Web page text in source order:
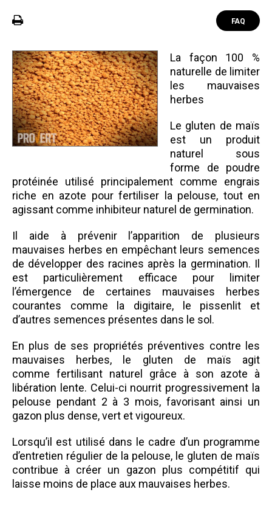
FAQ
La façon 100 %
naturelle de limiter
les mauvaises
herbes
Le gluten de maïs
est un produit
naturel sous
forme de poudre
protéinée utilisé principalement comme engrais
riche en azote pour fertiliser la pelouse, tout en
agissant comme inhibiteur naturel de germination.
Il aide à prévenir l’apparition de plusieurs
mauvaises herbes en empêchant leurs semences
de développer des racines après la germination. Il
est particulièrement efficace pour limiter
l’émergence de certaines mauvaises herbes
courantes comme la digitaire, le pissenlit et
d’autres semences présentes dans le sol.
En plus de ses propriétés préventives contre les
mauvaises herbes, le gluten de maïs agit
comme fertilisant naturel grâce à son azote à
libération lente. Celui-ci nourrit progressivement la
pelouse pendant 2 à 3 mois, favorisant ainsi un
gazon plus dense, vert et vigoureux.
Lorsqu’il est utilisé dans le cadre d’un programme
d’entretien régulier de la pelouse, le gluten de maïs
contribue à créer un gazon plus compétitif qui
laisse moins de place aux mauvaises herbes.